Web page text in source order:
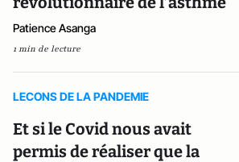
Patience Asanga
1 min de lecture
LECONS DE LA PANDEMIE
Et si le Covid nous avait
permis de réaliser que la